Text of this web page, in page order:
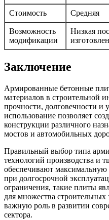
Стоимость Средняя
Возможность
модификации
Низкая
Заключение
Армированные бетонные
материалов в строительной
прочности, долговечности и
использование позволяет
конструкции различного
мостов и автомобильных
Правильный выбор типа
технологий производства и
обеспечивают максимальную
при долгосрочной
ограничения, такие плиты
для множества
важную роль в развитии
сектора.